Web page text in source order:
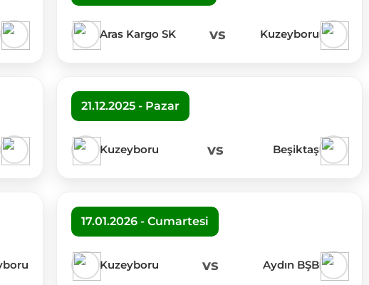
Aras Kargo SK vs Kuzeyboru
21.12.2025 - Pazar
Kuzeyboru vs Beşiktaş
17.01.2026 - Cumartesi
Kuzeyboru vs Aydın BŞB